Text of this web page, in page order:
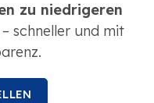
zu niedrigeren
schneller und mit